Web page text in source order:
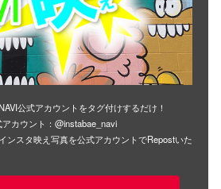
公式アカウントをタグ付けするだけ！
カウント：@instabae_navi
ンスタ映え写真を公式アカウントでRepostいた